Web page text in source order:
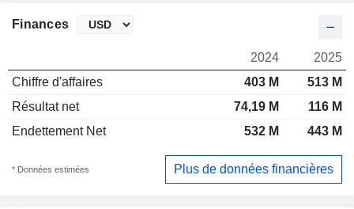
Finances
2024
2025
Chiffre d'affaires
403 M
513 M
Résultat net
74,19 M
116 M
Endettement Net
532 M 443 M
* Données estimées Plus de données financières